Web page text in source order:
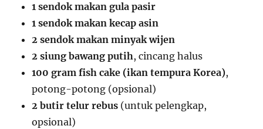
1 sendok makan gula pasir
1 sendok makan kecap asin
2 sendok makan minyak wijen
2 siung bawang putih, cincang halus
100 gram fish cake (ikan tempura Korea),
potong-potong (opsional)
2 butir telur rebus (untuk pelengkap,
opsional)